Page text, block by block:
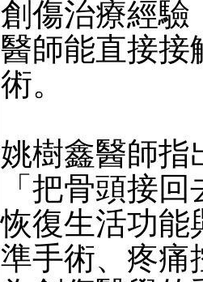
創傷治療經驗
醫師能直接接
術。
姚樹鑫醫師指
「把骨頭接
恢復生活功能
準手術、疼痛